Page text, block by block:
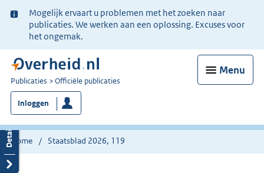
Ter
informatie:
Mogelijk ervaart u problemen met het zoeken naar
publicaties. We werken aan een oplossing. Excuses voor
het ongemak.
Menu
U
bent
nu
hier:
Publicaties Officiële publicaties
Inloggen
Home Staatsblad 2026, 119